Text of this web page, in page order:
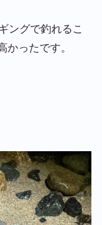
ングで釣れるこ
かったです。